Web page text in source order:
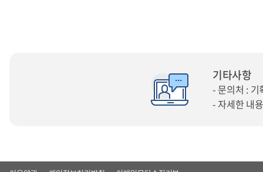
기타사항
- 문의처 :
- 자세한 내